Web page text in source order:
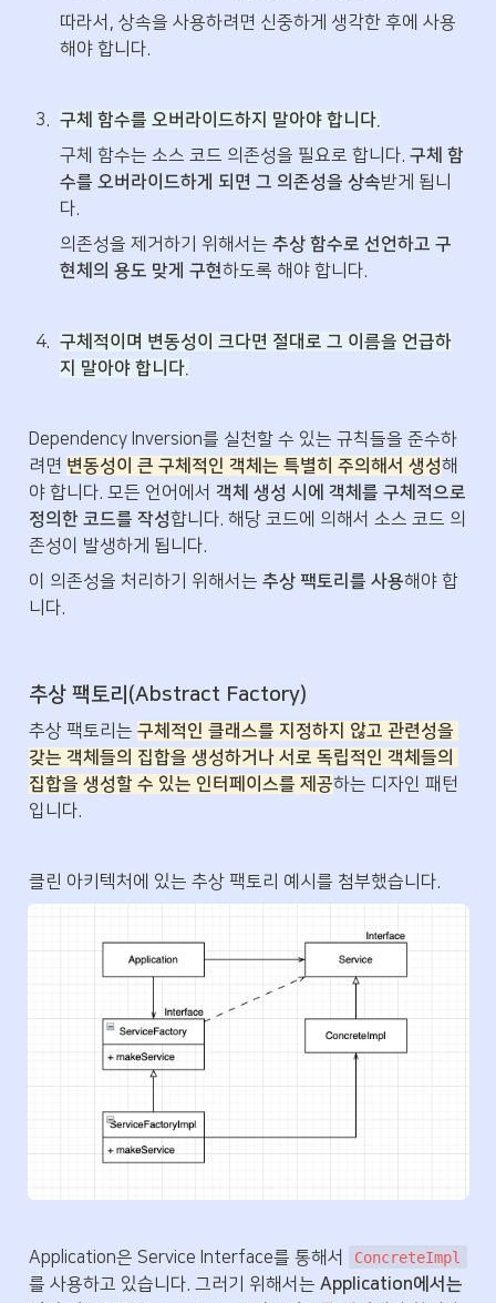
따라서, 상속을 사용하려면 신중하게 생각한 후에 사용
해야 합니다.
3. 구체 함수를 오버라이드하지 말아야 합니다.
구체 함수는 소스 코드 의존성을 필요로 합니다. 구체 함
수를 오버라이드하게 되면 그 의존성을 상속받게 됩니
다.
의존성을 제거하기 위해서는 추상 함수로 선언하고 구
현체의 용도 맞게 구현하도록 해야 합니다.
4. 구체적이며 변동성이 크다면 절대로 그 이름을 언급하
지 말아야 합니다.
Dependency Inversion를 실천할 수 있는 규칙들을 준수하
려면 변동성이 큰 구체적인 객체는 특별히 주의해서 생성해
야 합니다. 모든 언어에서 객체 생성 시에 객체를 구체적으로
정의한 코드를 작성합니다. 해당 코드에 의해서 소스 코드 의
존성이 발생하게 됩니다.
이 의존성을 처리하기 위해서는 추상 팩토리를 사용해야 합
니다.
추상 팩토리(Abstract Factory)
추상 팩토리는 구체적인 클래스를 지정하지 않고 관련성을
갖는 객체들의 집합을 생성하거나 서로 독립적인 객체들의
집합을 생성할 수 있는 인터페이스를 제공하는 디자인 패턴
입니다.
클린 아키텍처에 있는 추상 팩토리 예시를 첨부했습니다.
Application은 Service Interface를 통해서 ConcreteImpl
를 사용하고 있습니다. 그러기 위해서는 Application에서는